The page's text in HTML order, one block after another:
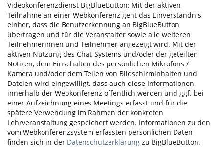
Videokonferenzdienst BigBlueButton: Mit der aktiven
Teilnahme an einer Webkonferenz geht das Einverständnis
einher, dass die Benutzerkennung an BigBlueButton
übertragen und für die Veranstalter sowie alle weiteren
Teilnehmerinnen und Teilnehmer angezeigt wird. Mit der
aktiven Nutzung des Chat-Systems und/oder der geteilten
Notizen, dem Einschalten des persönlichen Mikrofons /
Kamera und/oder dem Teilen von Bildschirminhalten und
Dateien wird eingewilligt, dass auch diese Informationen
innerhalb der Webkonferenz öffentlich werden und ggf. bei
einer Aufzeichnung eines Meetings erfasst und für die
spätere Verwendung im Rahmen der konkreten
Lehrveranstaltung gespeichert werden. Informationen zu den
vom Webkonferenzsystem erfassten persönlichen Daten
finden sich in der Datenschutzerklärung zu BigBlueButton.